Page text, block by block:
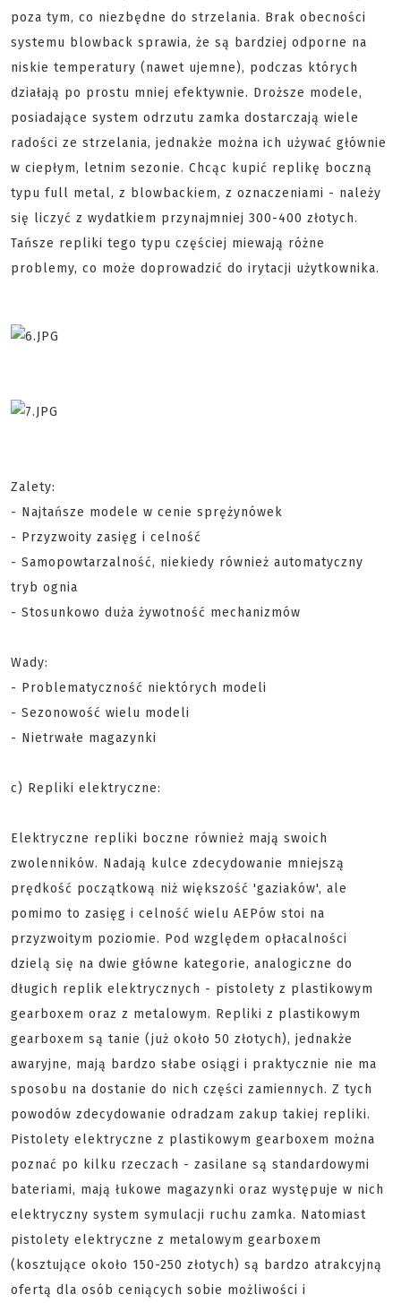
poza tym, co niezbędne do strzelania. Brak obecności
systemu blowback sprawia, że są bardziej odporne na
niskie temperatury (nawet ujemne), podczas których
działają po prostu mniej efektywnie. Droższe modele,
posiadające system odrzutu zamka dostarczają wiele
radości ze strzelania, jednakże można ich używać głównie
w ciepłym, letnim sezonie. Chcąc kupić replikę boczną
typu full metal, z blowbackiem, z oznaczeniami - należy
się liczyć z wydatkiem przynajmniej 300-400 złotych.
Tańsze repliki tego typu częściej miewają różne
problemy, co może doprowadzić do irytacji użytkownika.
Zalety:
- Najtańsze modele w cenie sprężynówek
- Przyzwoity zasięg i celność
- Samopowtarzalność, niekiedy również automatyczny
tryb ognia
- Stosunkowo duża żywotność mechanizmów
Wady:
- Problematyczność niektórych modeli
- Sezonowość wielu modeli
- Nietrwałe magazynki
c) Repliki elektryczne:
Elektryczne repliki boczne również mają swoich
zwolenników. Nadają kulce zdecydowanie mniejszą
prędkość początkową niż większość 'gaziaków', ale
pomimo to zasięg i celność wielu AEPów stoi na
przyzwoitym poziomie. Pod względem opłacalności
dzielą się na dwie główne kategorie, analogiczne do
długich replik elektrycznych - pistolety z plastikowym
gearboxem oraz z metalowym. Repliki z plastikowym
gearboxem są tanie (już około 50 złotych), jednakże
awaryjne, mają bardzo słabe osiągi i praktycznie nie ma
sposobu na dostanie do nich części zamiennych. Z tych
powodów zdecydowanie odradzam zakup takiej repliki.
Pistolety elektryczne z plastikowym gearboxem można
poznać po kilku rzeczach - zasilane są standardowymi
bateriami, mają łukowe magazynki oraz występuje w nich
elektryczny system symulacji ruchu zamka. Natomiast
pistolety elektryczne z metalowym gearboxem
(kosztujące około 150-250 złotych) są bardzo atrakcyjną
ofertą dla osób ceniących sobie możliwości i